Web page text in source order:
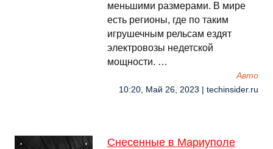
меньшими размерами. В мире
есть регионы, где по таким
игрушечным рельсам ездят
электровозы недетской
мощности. …
Авто
10:20, Май 26, 2023 | techinsider.ru
Снесенные в Мариуполе